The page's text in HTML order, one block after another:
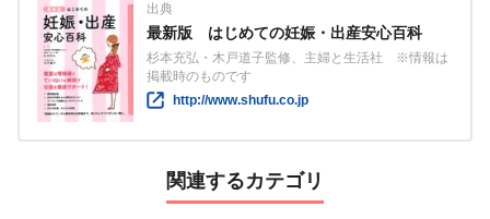
出典
最新版 はじめての妊娠・出産安心百科
杉本充弘・木戸道子監修、主婦と生活社 ※情報は
掲載時のものです
http://www.shufu.co.jp
関連するカテゴリ